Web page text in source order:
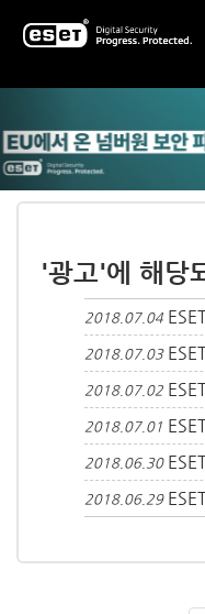
'광고'에 해당
2018.07.04
2018.07.03
2018.07.02
2018.07.01
2018.06.30
2018.06.29